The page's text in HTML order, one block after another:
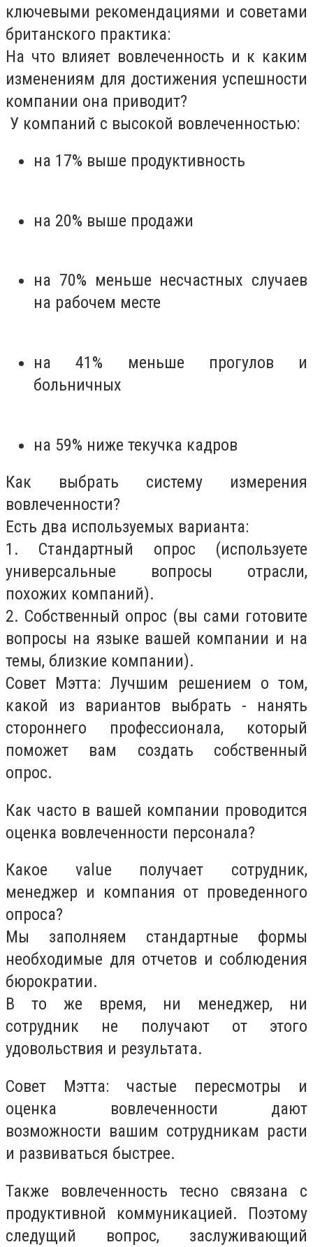
ключевыми рекомендациями и советами
британского практика:
На что влияет вовлеченность и к каким
изменениям для достижения успешности
компании она приводит?
У компаний с высокой вовлеченностью:
на 17% выше продуктивность
на 20% выше продажи
на 70% меньше несчастных случаев
на рабочем месте
на 41% меньше прогулов и
больничных
на 59% ниже текучка кадров
Как выбрать систему измерения
вовлеченности?
Есть два используемых варианта:
1. Стандартный опрос (используете
универсальные вопросы отрасли,
похожих компаний).
2. Собственный опрос (вы сами готовите
вопросы на языке вашей компании и на
темы, близкие компании).
Совет Мэтта: Лучшим решением о том,
какой из вариантов выбрать - нанять
стороннего профессионала, который
поможет вам создать собственный
опрос.
Как часто в вашей компании проводится
оценка вовлеченности персонала?
Какое value получает сотрудник,
менеджер и компания от проведенного
опроса?
Мы заполняем стандартные формы
необходимые для отчетов и соблюдения
бюрократии.
В то же время, ни менеджер, ни
сотрудник не получают от этого
удовольствия и результата.
Совет Мэтта: частые пересмотры и
оценка вовлеченности дают
возможности вашим сотрудникам расти
и развиваться быстрее.
Также вовлеченность тесно связана с
продуктивной коммуникацией. Поэтому
следущий вопрос, заслуживающий